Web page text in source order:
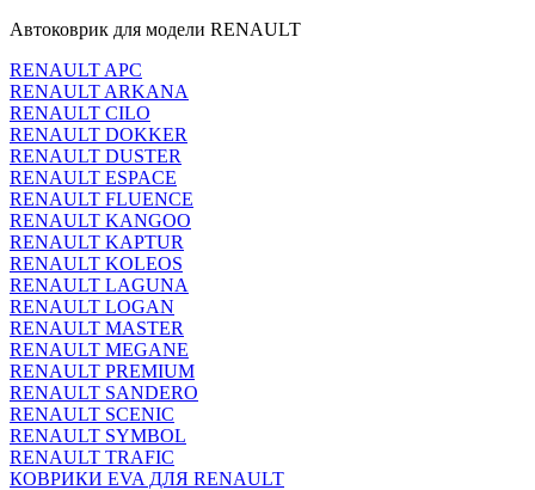
Автоковрик для модели RENAULT
RENAULT APC
RENAULT ARKANA
RENAULT CILO
RENAULT DOKKER
RENAULT DUSTER
RENAULT ESPACE
RENAULT FLUENCE
RENAULT KANGOO
RENAULT KAPTUR
RENAULT KOLEOS
RENAULT LAGUNA
RENAULT LOGAN
RENAULT MASTER
RENAULT MEGANE
RENAULT PREMIUM
RENAULT SANDERO
RENAULT SCENIC
RENAULT SYMBOL
RENAULT TRAFIC
КОВРИКИ EVA ДЛЯ RENAULT